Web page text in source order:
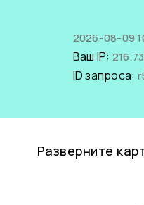
2026-08-09
Ваш IP:
ID запроса:
Разверните